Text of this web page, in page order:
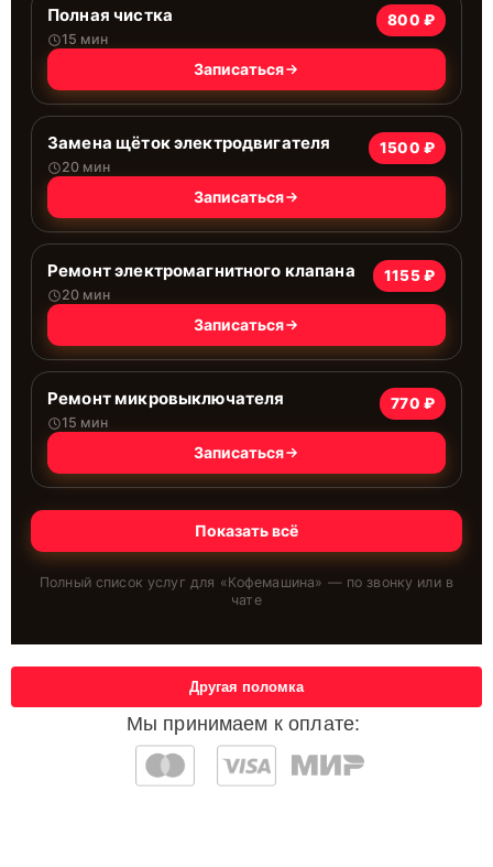
Полная чистка
15 мин
800 ₽
Записаться
Замена щёток электродвигателя
20 мин
1500 ₽
Записаться
Ремонт электромагнитного клапана
20 мин
1155 ₽
Записаться
Ремонт микровыключателя
15 мин
770 ₽
Записаться
Показать всё
Полный список услуг для «Кофемашина» — по звонку или в
чате
Мы принимаем к оплате:
Другая поломка